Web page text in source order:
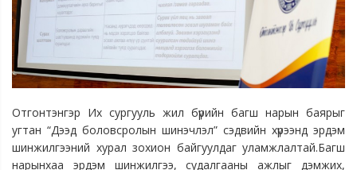
Отгонтэнгэр Их сургууль жил бүрийн багш нарын баярыг
угтан “Дээд боловсролын шинэчлэл” сэдвийн хүрээнд эрдэм
шинжилгээний хурал зохион байгуулдаг уламжлалтай.Багш
нарынхаа эрдэм шинжилгээ, судалгааны ажлыг дэмжих,